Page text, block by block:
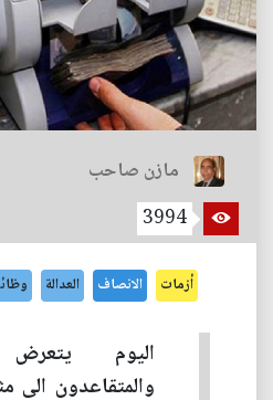
مازن صاحب
3994
أزمات الانصاف العدالة
اليوم يتعرض
والمتقاعدون الى